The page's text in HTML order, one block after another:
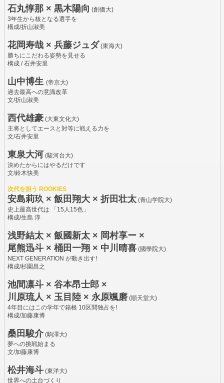
石丸惇那 × 黒木陽向 (創価大)
3年生から核となる選手を
構成/折山淑美
花岡寿哉 × 兵藤ジュダ (東海大)
勝ちにこだわる姿勢を見せる
構成 / 石井安里
山中博生 (帝京大)
過去最高への意識改革
文/折山淑美
西代雄豪(大東文化大)
主将としてエースと対等に戦える力を
文/石井安里
東泉大河 (駿河台大)
決めたからにはやるだけです
文/鈴木快美
次代を担う ROOKIES
安島莉玖 × 飯田翔大 × 折田壮太(青山学院大)
史上最高世代は 「15人15色」
構成/生島 淳
浅野結太 × 飯國新太 × 岡村享ー ×
尾熊迅斗 × 桶田一翔 × 中川晴喜(國學院大)
NEXT GENERATION が動き出す!
構成/杉園昌之
池間凛斗 × 谷本昂士郎 ×
川原琉人 × 玉目陸 × 永原颯磨(順天堂大)
4年目にはこの学年で箱根 10区間独占を!
構成/加藤康博
桑田駿介(駒澤大)
夢への挑戦始まる
文/加藤康博
松井海斗(東洋大)
世界への土台づくり